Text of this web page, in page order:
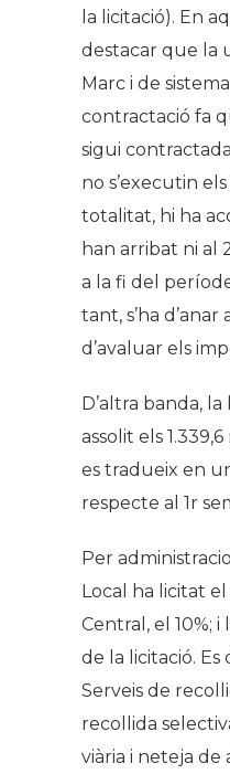
la licitació). En
destacar que la
Marc i de
contractació fa
sigui
no s’executin
totalitat, hi ha
han arribat ni al
a la fi del
tant, s’ha
d’avaluar els
D’altra banda,
assolit els
es tradueix en
respecte al 1r
Per
Local ha licitat el
Central, el 10%; i
de la licitació. Es
Serveis de
recollida
viària i neteja de